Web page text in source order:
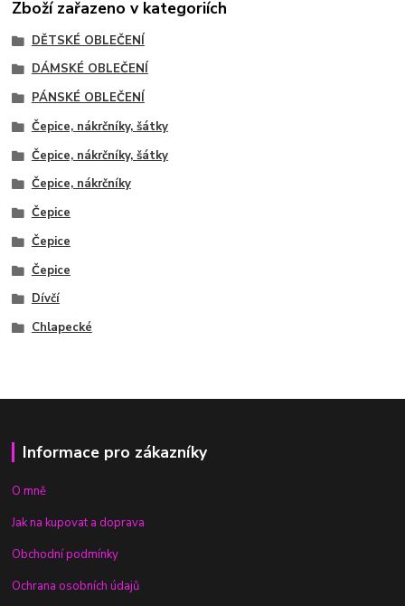
Zboží zařazeno v kategoriích
DĚTSKÉ OBLEČENÍ
DÁMSKÉ OBLEČENÍ
PÁNSKÉ OBLEČENÍ
Čepice, nákrčníky, šátky
Čepice, nákrčníky, šátky
Čepice, nákrčníky
Čepice
Čepice
Čepice
Dívčí
Chlapecké
Informace pro zákazníky
O mně
Jak na kupovat a doprava
Obchodní podmínky
Ochrana osobních údajů